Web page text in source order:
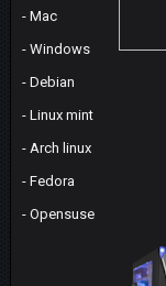
- Mac
- Windows
- Debian
- Linux mint
- Arch linux
- Fedora
- Opensuse